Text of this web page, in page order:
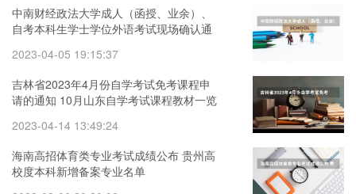
中南财经政法大学成人（函授、业余）、
自考本科生学士学位外语考试现场确认通
业汇总表
2023-04-05 19:15:37
吉林省2023年4月份自学考试免考课程申
请的通知 10月山东自学考试课程教材一览
2023-04-14 13:49:24
海南高招体育类专业考试成绩公布 贵州高
校度本科新增备案专业名单